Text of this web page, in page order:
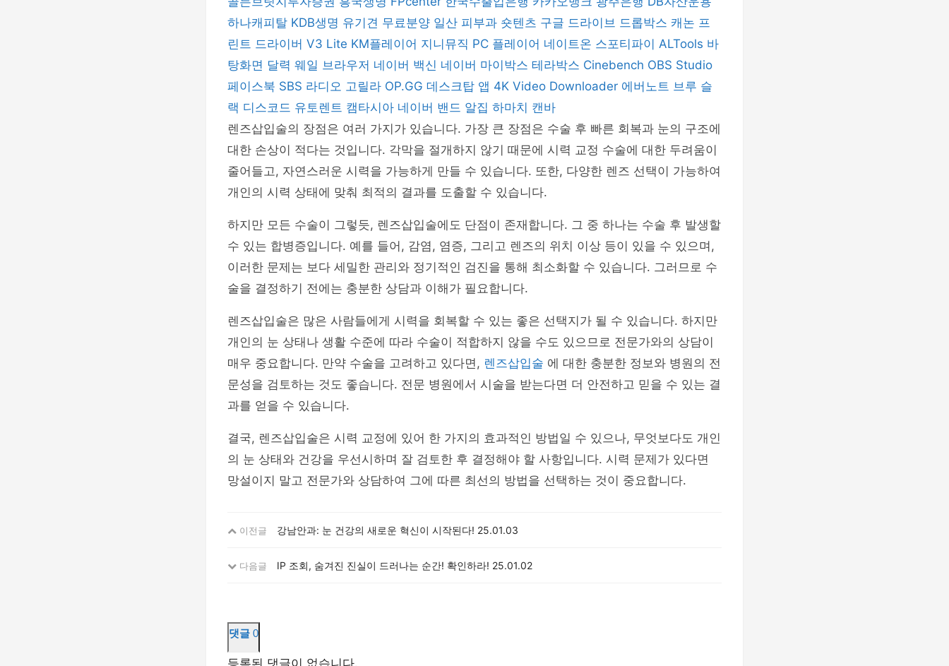
하나캐피탈 KDB생명 유기견 무료분양 일산 피부과 숏텐츠 구글 드라이브 드롭박스 캐논 프
린트 드라이버 V3 Lite KM플레이어 지니뮤직 PC 플레이어 네이트온 스포티파이 ALTools 바
탕화면 달력 웨일 브라우저 네이버 백신 네이버 마이박스 테라박스 Cinebench OBS Studio
페이스북 SBS 라디오 고릴라 OP.GG 데스크탑 앱 4K Video Downloader 에버노트 브루 슬
랙 디스코드 유토렌트 캠타시아 네이버 밴드 알집 하마치 캔바
렌즈삽입술의 장점은 여러 가지가 있습니다. 가장 큰 장점은 수술 후 빠른 회복과 눈의 구조에
대한 손상이 적다는 것입니다. 각막을 절개하지 않기 때문에 시력 교정 수술에 대한 두려움이
줄어들고, 자연스러운 시력을 가능하게 만들 수 있습니다. 또한, 다양한 렌즈 선택이 가능하여
개인의 시력 상태에 맞춰 최적의 결과를 도출할 수 있습니다.
하지만 모든 수술이 그렇듯, 렌즈삽입술에도 단점이 존재합니다. 그 중 하나는 수술 후 발생할
수 있는 합병증입니다. 예를 들어, 감염, 염증, 그리고 렌즈의 위치 이상 등이 있을 수 있으며,
이러한 문제는 보다 세밀한 관리와 정기적인 검진을 통해 최소화할 수 있습니다. 그러므로 수
술을 결정하기 전에는 충분한 상담과 이해가 필요합니다.
렌즈삽입술은 많은 사람들에게 시력을 회복할 수 있는 좋은 선택지가 될 수 있습니다. 하지만
개인의 눈 상태나 생활 수준에 따라 수술이 적합하지 않을 수도 있으므로 전문가와의 상담이
매우 중요합니다. 만약 수술을 고려하고 있다면, 렌즈삽입술 에 대한 충분한 정보와 병원의 전
문성을 검토하는 것도 좋습니다. 전문 병원에서 시술을 받는다면 더 안전하고 믿을 수 있는 결
과를 얻을 수 있습니다.
결국, 렌즈삽입술은 시력 교정에 있어 한 가지의 효과적인 방법일 수 있으나, 무엇보다도 개인
의 눈 상태와 건강을 우선시하며 잘 검토한 후 결정해야 할 사항입니다. 시력 문제가 있다면
망설이지 말고 전문가와 상담하여 그에 따른 최선의 방법을 선택하는 것이 중요합니다.
이전글 강남안과: 눈 건강의 새로운 혁신이 시작된다! 25.01.03
다음글 IP 조회, 숨겨진 진실이 드러나는 순간! 확인하라! 25.01.02
댓글 0
등록된 댓글이 없습니다.